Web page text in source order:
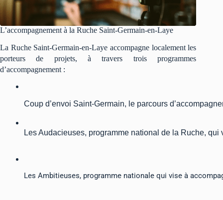
L’accompagnement à la Ruche Saint-Germain-en-Laye
La Ruche Saint-Germain-en-Laye accompagne localement les
porteurs de projets, à travers trois programmes
d’accompagnement :
Coup d’envoi Saint-Germain, le parcours
Les Audacieuses, programme national de la Ruche,
Les Ambitieuses, programme nationale qui vise à